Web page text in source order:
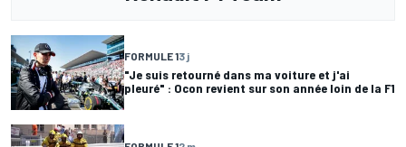
FORMULE 13 j
"Je suis retourné dans ma voiture et j'ai
pleuré" : Ocon revient sur son année loin de la F1